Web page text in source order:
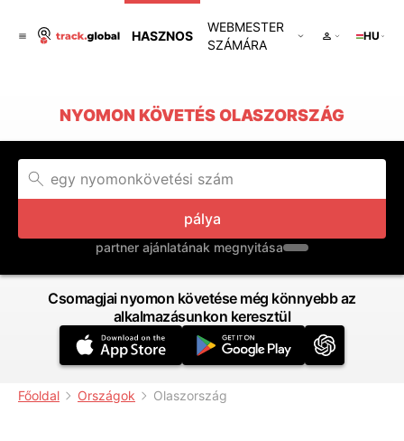
HASZNOS
WEBMESTER
SZÁMÁRA
HU
NYOMON KÖVETÉS OLASZORSZÁG
pálya
partner ajánlatának megnyitása
Csomagjai nyomon követése még könnyebb az
alkalmazásunkon keresztül
Főoldal Országok Olaszország